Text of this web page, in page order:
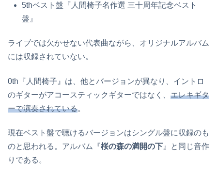
5thベスト盤『人間椅子名作選 三十周年記念ベスト
盤』
ライブでは欠かせない代表曲ながら、オリジナルアルバム
には収録されていない。
0th『人間椅子』は、他とバージョンが異なり、イントロ
のギターがアコースティックギターではなく、 エレキギタ
ーで演奏されている。
現在ベスト盤で聴けるバージョンはシングル盤に収録のも
のと思われる。アルバム『桜の森の満開の下 』と同じ音作
りである。